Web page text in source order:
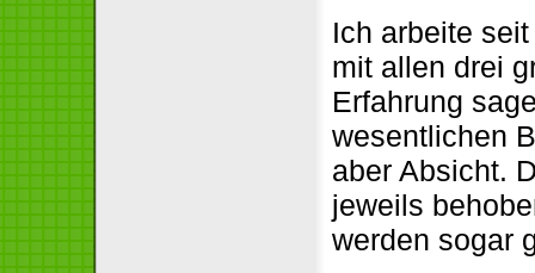
Ich arbeite
mit allen drei
Erfahrung
wesentlichen
aber Absicht.
jeweils
werden sogar